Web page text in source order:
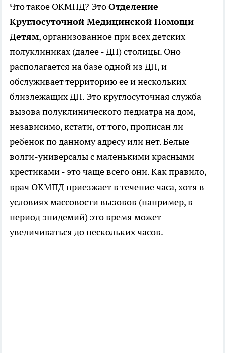
Что такое ОКМПД? ЭтоОтделение
Круглосуточной Медицинской Помощи
Детям, организованное при всех детских
полуклиниках (далее - ДП) столицы. Оно
располагается на базе одной из ДП, и
обслуживает территорию ее и нескольких
близлежащих ДП. Это круглосуточная служба
вызова полуклинического педиатра на дом,
независимо, кстати, от того, прописан ли
ребенок по данному адресу или нет. Белые
волги-универсалы с маленькими красными
крестиками - это чаще всего они. Как правило,
врач ОКМПД приезжает в течение часа, хотя в
условиях массовости вызовов (например, в
период эпидемий) это время может
увеличиваться до нескольких часов.